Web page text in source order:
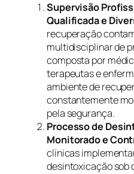
Supervisão
Qualificada e
recuperação
multidisciplinar de
composta por
terapeutas e
ambiente de
constantemente
pela segurança.
Processo de
Monitorado e
clínicas
desintoxicação sob